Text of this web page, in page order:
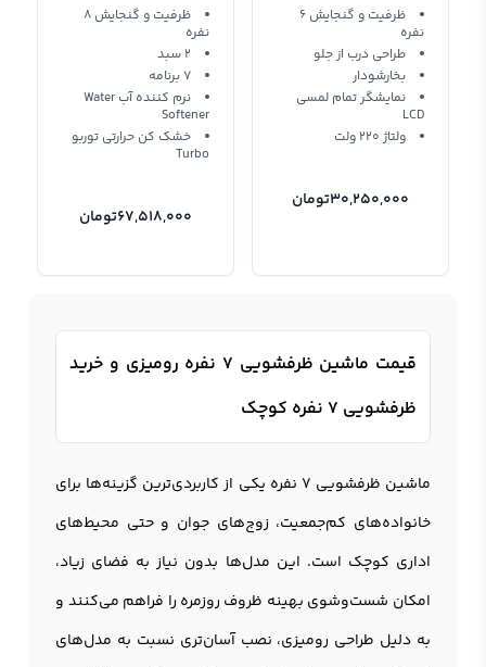
ظرفیت و گنجایش 6
نفرە
طراحی درب از جلو
بخارشودار
نمایشگر تمام لمسی
LCD
ولتاژ 220 ولت
30,250,000تومان
رومیزی
ظرفیت و گنجایش 8
نفره
2 سبد
7 برنامه
نرم کننده آب Water
Softener
خشک کن حرارتی توربو
Turbo
67,518,000تومان
قیمت ماشین ظرفشویی 7 نفره رومیزی و خرید
ظرفشویی 7 نفره کوچک
ماشین ظرفشویی 7 نفره
یکی از کاربردی‌ترین گزینه‌ها برای
خانواده‌های کم‌جمعیت، زوج‌های جوان و حتی محیط‌های
اداری کوچک است. این مدل‌ها بدون نیاز به فضای زیاد،
امکان شست‌وشوی بهینه ظروف روزمره را فراهم می‌کنند و
به دلیل طراحی رومیزی، نصب آسان‌تری نسبت به مدل‌های